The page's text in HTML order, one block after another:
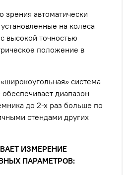
зрения автоматически
на колеса
высокой точностью
положение в
система
диапазон
до 2-х раз больше по
стендами других
ИЗМЕРЕНИЕ
ПАРАМЕТРОВ: